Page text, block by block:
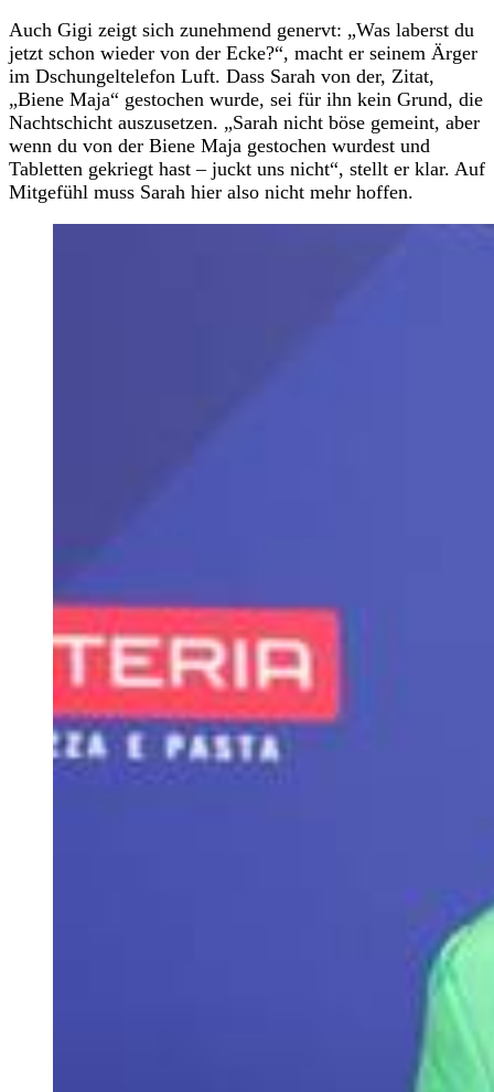
Auch Gigi zeigt sich zunehmend genervt: „Was laberst du
jetzt schon wieder von der Ecke?“, macht er seinem Ärger
im Dschungeltelefon Luft. Dass Sarah von der, Zitat,
„Biene Maja“ gestochen wurde, sei für ihn kein Grund, die
Nachtschicht auszusetzen. „Sarah nicht böse gemeint, aber
wenn du von der Biene Maja gestochen wurdest und
Tabletten gekriegt hast – juckt uns nicht“, stellt er klar. Auf
Mitgefühl muss Sarah hier also nicht mehr hoffen.